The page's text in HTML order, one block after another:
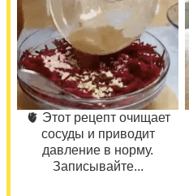
🫀 Этот рецепт очищает
сосуды и приводит
давление в норму.
Записывайте...